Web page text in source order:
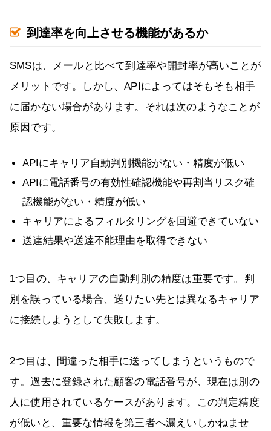
到達率を向上させる機能があるか
SMSは、メールと比べて到達率や開封率が高いことが
メリットです。しかし、APIによってはそもそも相手
に届かない場合があります。それは次のようなことが
原因です。
APIにキャリア自動判別機能がない・精度が低い
APIに電話番号の有効性確認機能や再割当リスク確
認機能がない・精度が低い
キャリアによるフィルタリングを回避できていない
送達結果や送達不能理由を取得できない
1つ目の、キャリアの自動判別の精度は重要です。判
別を誤っている場合、送りたい先とは異なるキャリア
に接続しようとして失敗します。
2つ目は、間違った相手に送ってしまうというもので
す。過去に登録された顧客の電話番号が、現在は別の
人に使用されているケースがあります。この判定精度
が低いと、重要な情報を第三者へ漏えいしかねませ